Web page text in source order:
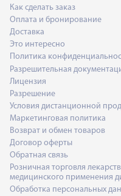
Как сделать заказ
Оплата и бронирование
Доставка
Это интересно
Политика
Разрешительная
Лицензия
Разрешение
Условия дистанционной
Маркетинговая политика
Возврат и обмен товаров
Договор оферты
Обратная связь
Розничная торговля
медицинского применения
Обработка персональных